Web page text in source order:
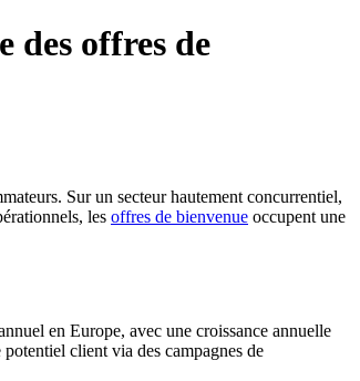
des offres de
Sur un secteur hautement concurrentiel,
les offres de bienvenue occupent une
en Europe, avec une croissance annuelle
client via des campagnes de